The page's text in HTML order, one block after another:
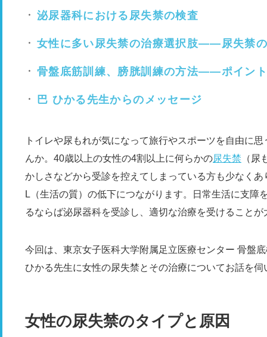
泌尿器科における尿失禁の検査
女性に多い尿失禁の治療選択肢――尿失禁
骨盤底筋訓練、膀胱訓練の方法――ポイン
巴 ひかる先生からのメッセージ
トイレや尿もれが気になって旅行やスポーツを自由に
んか。40歳以上の女性の4割以上に何らかの尿失禁 （尿
かしさなどから受診を控えてしまっている方も少なく
L（生活の質）の低下につながります。日常生活に支障
るならば泌尿器科を受診し、適切な治療を受けることが
今回は、東京女子医科大学附属足立医療センター 骨盤
ひかる先生に女性の尿失禁とその治療についてお話を伺
女性の尿失禁のタイプと原因